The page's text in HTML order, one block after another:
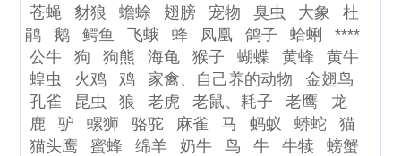
苍蝇
豺狼 蟾蜍 翅膀 宠物 臭虫 大象
杜
鹃
鹅 鳄鱼 飞蛾 蜂 凤凰 鸽子 蛤蜊
****
公牛
狗 狗熊 海龟 猴子 蝴蝶 黄蜂
黄牛
蝗虫
火鸡 鸡 家禽、自己养的动物
金翅鸟
孔雀
昆虫 狼 老虎 老鼠、耗子 老鹰
龙
鹿
驴 螺狮 骆驼 麻雀 马 蚂蚁 蟒蛇
猫
猫头鹰
蜜蜂 绵羊 奶牛 鸟 牛 牛犊
螃蟹